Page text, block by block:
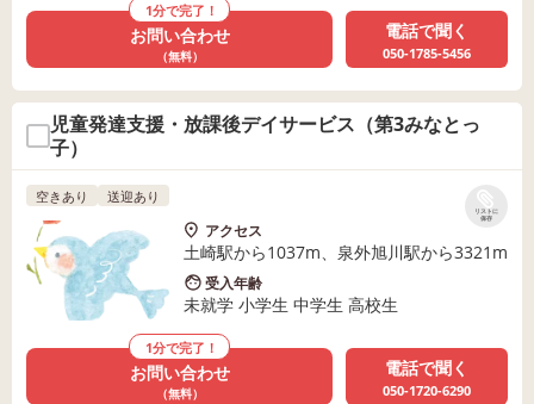
1分で完了！
お問い合わせ
（無料）
電話で聞く
050-1785-5456
児童発達支援・放課後デイサービス（第3みなとっ
子）
リストに
保存
空きあり 送迎あり
アクセス
土崎駅から1037m、泉外旭川駅から3321m
受入年齢
未就学 小学生 中学生 高校生
1分で完了！
お問い合わせ
（無料）
電話で聞く
050-1720-6290